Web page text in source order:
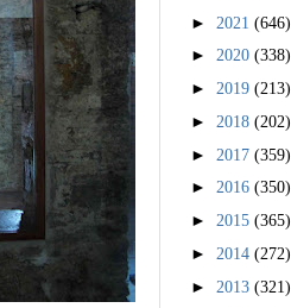
► 2021 (646)
► 2020 (338)
► 2019 (213)
► 2018 (202)
► 2017 (359)
► 2016 (350)
► 2015 (365)
► 2014 (272)
► 2013 (321)